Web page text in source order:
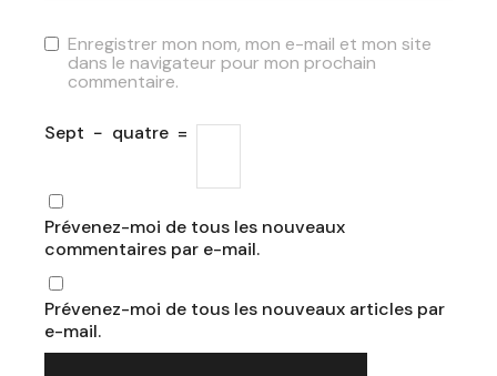
Enregistrer mon nom, mon e-mail et mon site
dans le navigateur pour mon prochain
commentaire.
Sept − quatre =
Prévenez-moi de tous les nouveaux
commentaires par e-mail.
Prévenez-moi de tous les nouveaux articles par
e-mail.